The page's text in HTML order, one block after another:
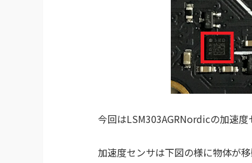
今回はLSM303AGRNordicの加速度
加速度センサは下図の様に物体が